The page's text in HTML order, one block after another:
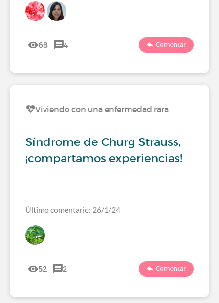
68 4 Comentar
Viviendo con una enfermedad rara
Síndrome de Churg Strauss,
¡compartamos experiencias!
Último comentario: 26/1/24
52 2 Comentar